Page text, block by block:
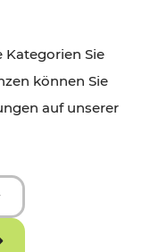
Kategorien Sie
können Sie
auf unserer